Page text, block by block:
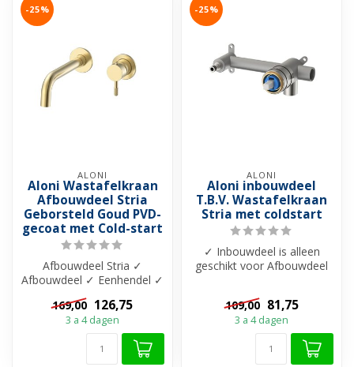
-25%
ALONI
Aloni Wastafelkraan
Afbouwdeel Stria
Geborsteld Goud PVD-
gecoat met Cold-start
Afbouwdeel Stria ✓
Afbouwdeel ✓ Eenhendel ✓
206 mm uitloop ✓ Messing
materiaal ✓...
169,00 126,75
3 a 4 dagen
-25%
ALONI
Aloni inbouwdeel
T.B.V. Wastafelkraan
Stria met coldstart
✓ Inbouwdeel is alleen
geschikt voor Afbouwdeel
Wastafelkraan...
109,00 81,75
3 a 4 dagen